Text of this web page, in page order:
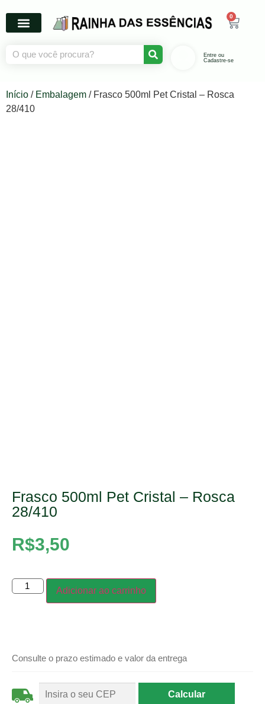
0
Entre ou
Cadastre-se
Início / Embalagem / Frasco 500ml Pet Cristal – Rosca
28/410
Frasco 500ml Pet Cristal – Rosca
28/410
R$3,50
Adicionar ao carrinho
Consulte o prazo estimado e valor da entrega